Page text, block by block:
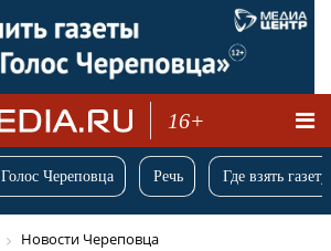
16+
Голос Череповца Речь Где взять
Новости Череповца